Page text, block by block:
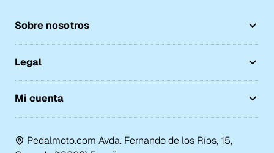
Sobre nosotros
Legal
Mi cuenta
Pedalmoto.com Avda. Fernando de los Ríos, 15,